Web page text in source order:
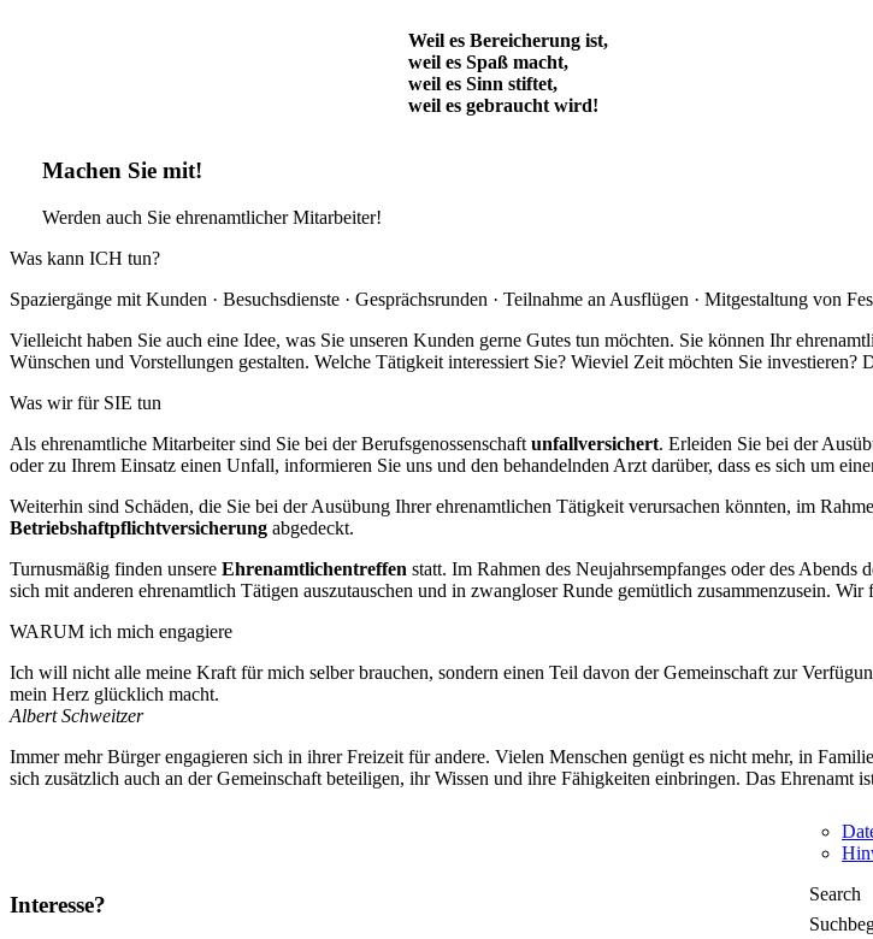
Weil es Bereicherung ist,
weil es Spaß macht,
weil es Sinn stiftet,
weil es gebraucht wird!
Machen Sie mit!
Werden auch Sie ehrenamtlicher Mitarbeiter!
Was kann ICH tun?
Spaziergänge mit Kunden · Besuchsdienste · Gesprächsrunden · Teilnahme an Ausflügen · Mitgestaltung von
Vielleicht haben Sie auch eine Idee, was Sie unseren Kunden gerne Gutes tun möchten. Sie können Ihr
Wünschen und Vorstellungen gestalten. Welche Tätigkeit interessiert Sie? Wieviel Zeit möchten Sie investieren?
Was wir für SIE tun
Als ehrenamtliche Mitarbeiter sind Sie bei der Berufsgenossenschaftunfallversichert. Erleiden Sie bei der
oder zu Ihrem Einsatz einen Unfall, informieren Sie uns und den behandelnden Arzt darüber, dass es sich um
Weiterhin sind Schäden, die Sie bei der Ausübung Ihrer ehrenamtlichen Tätigkeit verursachen könnten, im
Betriebshaftpflichtversicherung abgedeckt.
Turnusmäßig finden unsereEhrenamtlichentreffen statt. Im Rahmen des Neujahrsempfanges oder des Abends
sich mit anderen ehrenamtlich Tätigen auszutauschen und in zwangloser Runde gemütlich zusammenzusein. Wir
WARUM ich mich engagiere
Ich will nicht alle meine Kraft für mich selber brauchen, sondern einen Teil davon der Gemeinschaft zur
mein Herz glücklich macht.
Albert Schweitzer
Immer mehr Bürger engagieren sich in ihrer Freizeit für andere. Vielen Menschen genügt es nicht mehr, in
sich zusätzlich auch an der Gemeinschaft beteiligen, ihr Wissen und ihre Fähigkeiten einbringen. Das Ehrenamt
Interesse?
Search